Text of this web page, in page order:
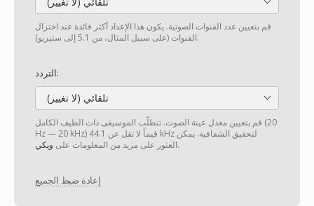
قم بتعيين عدد القنوات الصوتية. يكون هذا الإعداد أكثر فائدة عند اختزال
القنوات (على سبيل المثال، من 5.1 إلى ستيريو).
التردد:
تلقائي (لا تغيير)
قم بتعيين معدل عينة الصوت. تتطلّب الموسيقى ذات الطيف الكامل (20
Hz — 20 kHz) قيماً لا تقل عن 44.1 kHz لتحقيق الشفافية. يمكن
العثور على مزيد من المعلومات على ويكي .
إعادة ضبط الجميع